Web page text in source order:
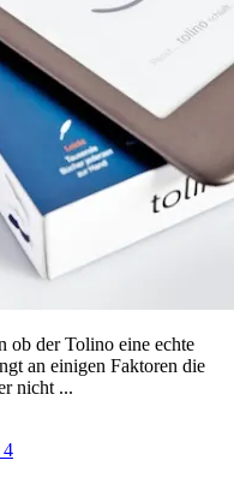
ob der Tolino eine echte
an einigen Faktoren die
nicht ...
4